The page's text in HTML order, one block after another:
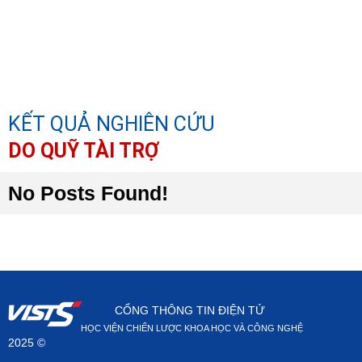
KẾT QUẢ NGHIÊN CỨU
DO QUỸ TÀI TRỢ
No Posts Found!
2025 ©
CỔNG THÔNG TIN ĐIỆN TỬ
HỌC VIỆN CHIẾN LƯỢC KHOA HỌC VÀ CÔNG NGHỆ